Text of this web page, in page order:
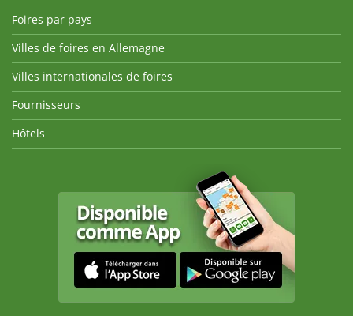
Foires par pays
Villes de foires en Allemagne
Villes internationales de foires
Fournisseurs
Hôtels